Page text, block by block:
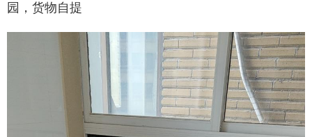
园，货物自提